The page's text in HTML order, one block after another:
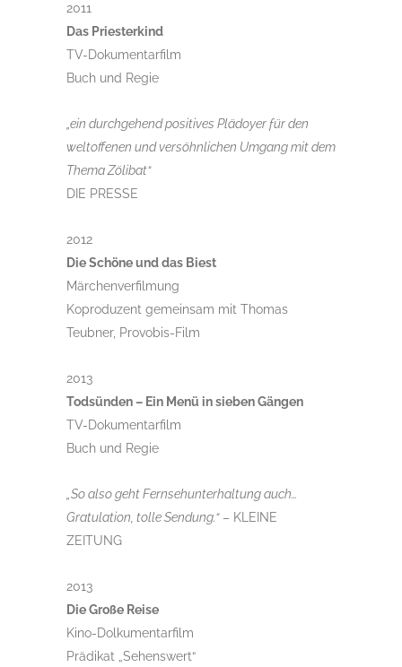
2011
Das Priesterkind
TV-Dokumentarfilm
Buch und Regie
„ein durchgehend positives Plädoyer für den
weltoffenen und versöhnlichen Umgang mit dem
Thema Zölibat“
DIE PRESSE
2012
Die Schöne und das Biest
Märchenverfilmung
Koproduzent gemeinsam mit Thomas
Teubner, Provobis-Film
2013
Todsünden – Ein Menü in sieben Gängen
TV-Dokumentarfilm
Buch und Regie
„So also geht Fernsehunterhaltung auch…
Gratulation, tolle Sendung.“– KLEINE
ZEITUNG
2013
Die Große Reise
Kino-Dolkumentarfilm
Prädikat „Sehenswert“